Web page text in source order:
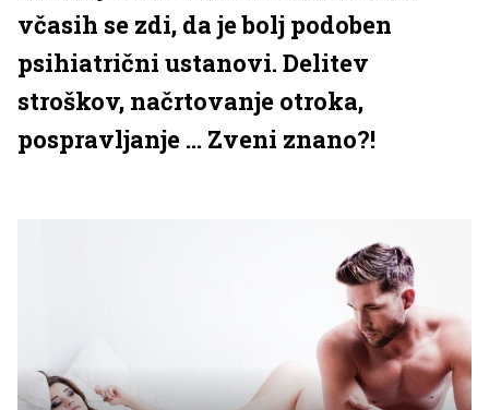
včasih se zdi, da je bolj podoben
psihiatrični ustanovi. Delitev
stroškov, načrtovanje otroka,
pospravljanje ... Zveni znano?!